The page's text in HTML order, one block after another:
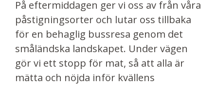
På eftermiddagen ger vi oss av från våra
påstigningsorter och lutar oss tillbaka
för en behaglig bussresa genom det
småländska landskapet. Under vägen
gör vi ett stopp för mat, så att alla är
mätta och nöjda inför kvällens